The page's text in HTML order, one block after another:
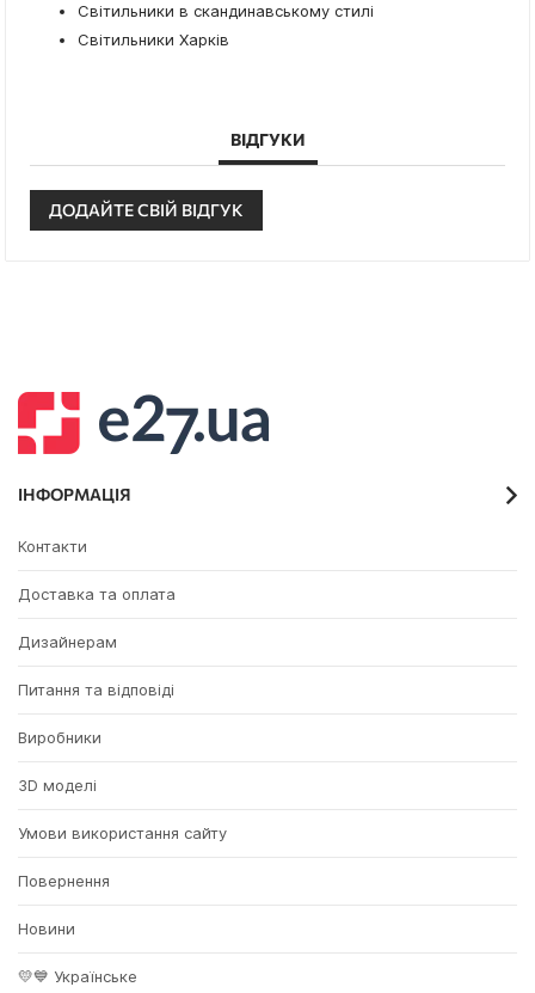
Світильники в скандинавському стилі
Світильники Харків
ВІДГУКИ
ДОДАЙТЕ СВІЙ ВІДГУК
ІНФОРМАЦІЯ
Контакти
Доставка та оплата
Дизайнерам
Питання та відповіді
Виробники
3D моделі
Умови використання сайту
Повернення
Новини
💛💙 Українське